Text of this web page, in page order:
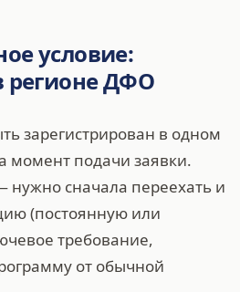
условие:
регионе ДФО
зарегистрирован в одном
момент подачи заявки.
нужно сначала переехать и
(постоянную или
требование,
от обычной